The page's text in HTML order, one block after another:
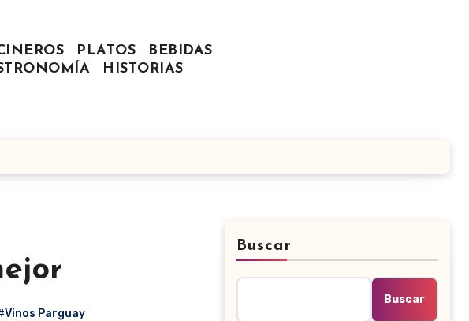
PLATOS
BEBIDAS
HISTORIAS
Parguay
Buscar
Buscar